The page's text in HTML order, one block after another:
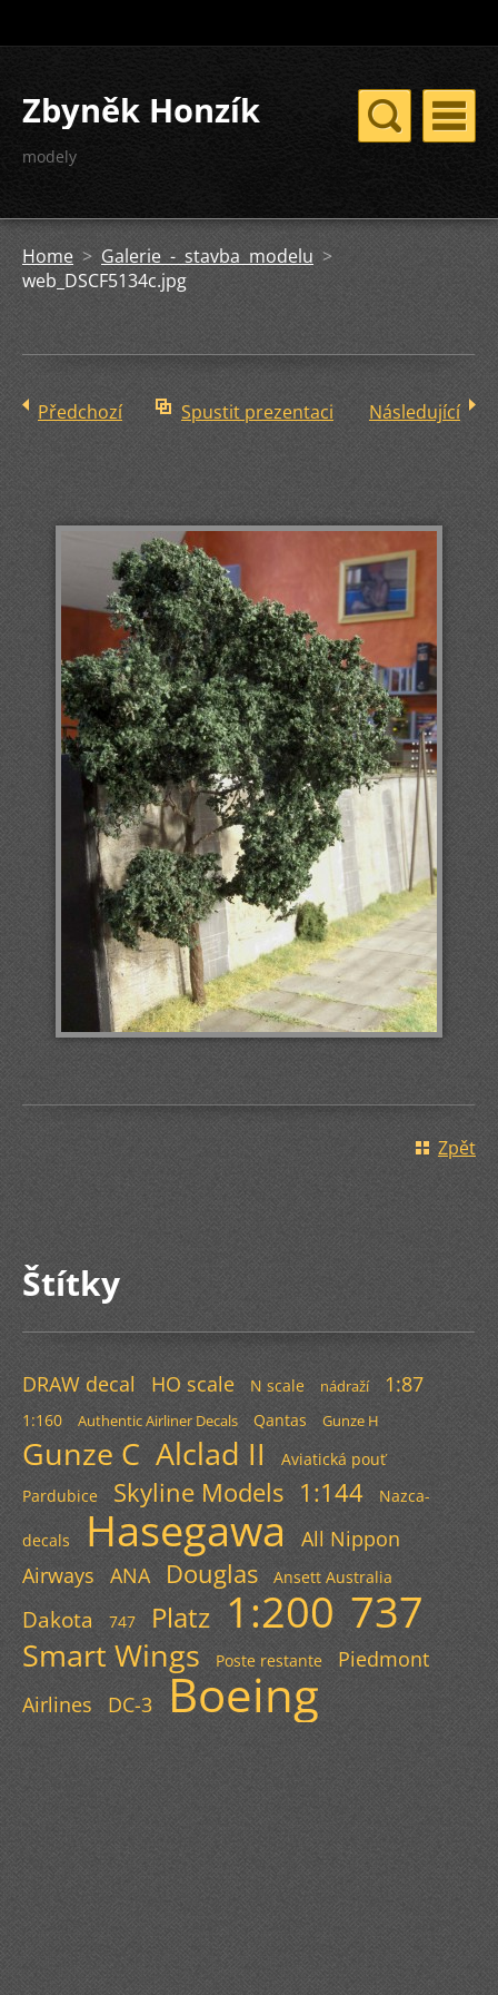
Zbyněk Honzík
modely
Home > Galerie - stavba modelu >
web_DSCF5134c.jpg
Předchozí Spustit prezentaci Následující
Zpět
Štítky
DRAW decal HO scale N scale nádraží 1:87
1:160 Authentic Airliner Decals Qantas Gunze H
Gunze C Alclad II
Aviatická pouť
Pardubice
Skyline Models 1:144 Nazca-
decals Hasegawa
All Nippon
Airways
ANA Douglas Ansett Australia
Dakota 747 Platz 1:200 737
Smart Wings Poste restante
Piedmont
Airlines
DC-3 Boeing